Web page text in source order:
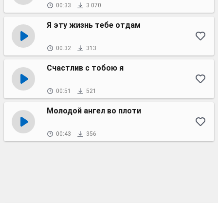
00:33 3 070
Я эту жизнь тебе отдам
00:32 313
Счастлив с тобою я
00:51 521
Молодой ангел во плоти
00:43 356